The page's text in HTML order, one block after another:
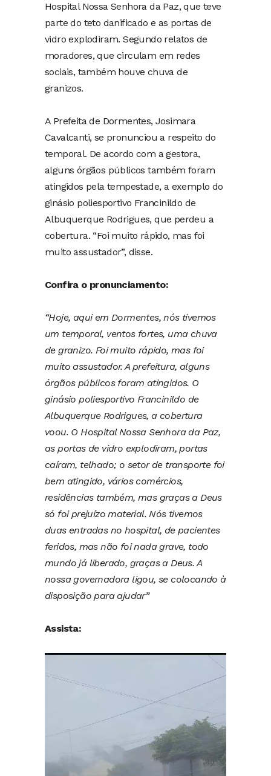
Hospital Nossa Senhora da Paz, que teve
parte do teto danificado e as portas de
vidro explodiram. Segundo relatos de
moradores, que circulam em redes
sociais, também houve chuva de
granizos.
A Prefeita de Dormentes, Josimara
Cavalcanti, se pronunciou a respeito do
temporal. De acordo com a gestora,
alguns órgãos públicos também foram
atingidos pela tempestade, a exemplo do
ginásio poliesportivo Francinildo de
Albuquerque Rodrigues, que perdeu a
cobertura. “Foi muito rápido, mas foi
muito assustador”, disse.
Confira o pronunciamento:
“Hoje, aqui em Dormentes, nós tivemos
um temporal, ventos fortes, uma chuva
de granizo. Foi muito rápido, mas foi
muito assustador. A prefeitura, alguns
órgãos públicos foram atingidos. O
ginásio poliesportivo Francinildo de
Albuquerque Rodrigues, a cobertura
voou. O Hospital Nossa Senhora da Paz,
as portas de vidro explodiram, portas
caíram, telhado; o setor de transporte foi
bem atingido, vários comércios,
residências também, mas graças a Deus
só foi prejuízo material. Nós tivemos
duas entradas no hospital, de pacientes
feridos, mas não foi nada grave, todo
mundo já liberado, graças a Deus. A
nossa governadora ligou, se colocando à
disposição para ajudar”
Assista:
de